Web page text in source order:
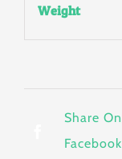
Weight
Share On
Facebook